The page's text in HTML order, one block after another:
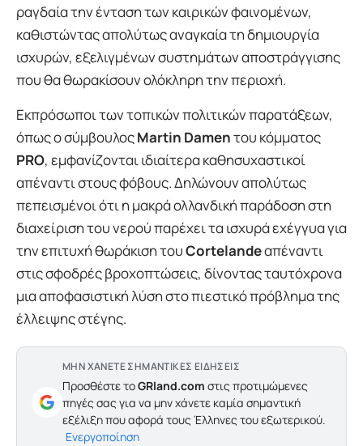
ραγδαία την ένταση των καιρικών φαινομένων,
καθιστώντας απολύτως αναγκαία τη δημιουργία
ισχυρών, εξελιγμένων συστημάτων αποστράγγισης
που θα θωρακίσουν ολόκληρη την περιοχή.
Εκπρόσωποι των τοπικών πολιτικών παρατάξεων,
όπως ο σύμβουλοςMartin Damenτου κόμματος
PRO, εμφανίζονται ιδιαίτερα καθησυχαστικοί
απέναντι στους φόβους. Δηλώνουν απολύτως
πεπεισμένοι ότι η μακρά ολλανδική παράδοση στη
διαχείριση του νερού παρέχει τα ισχυρά εχέγγυα για
την επιτυχή θωράκιση τουCortelandeαπέναντι
στις σφοδρές βροχοπτώσεις, δίνοντας ταυτόχρονα
μια αποφασιστική λύση στο πιεστικό πρόβλημα της
έλλειψης στέγης.
ΜΗΝ ΧΑΝΕΤΕ ΣΗΜΑΝΤΙΚΕΣ ΕΙΔΗΣΕΙΣ
Προσθέστε τοGRland.com στις προτιμώμενες
πηγές σας για να μην χάνετε καμία σημαντική
εξέλιξη που αφορά τους Έλληνες του εξωτερικού.
Ενεργοποίηση